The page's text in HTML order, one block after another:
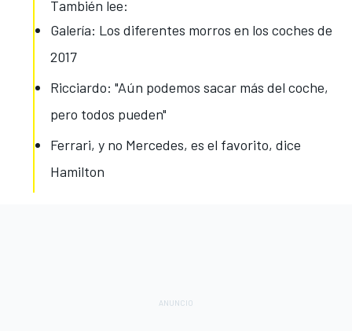
También lee:
Galería: Los diferentes morros en los coches de
2017
Ricciardo: "Aún podemos sacar más del coche,
pero todos pueden"
Ferrari, y no Mercedes, es el favorito, dice
Hamilton